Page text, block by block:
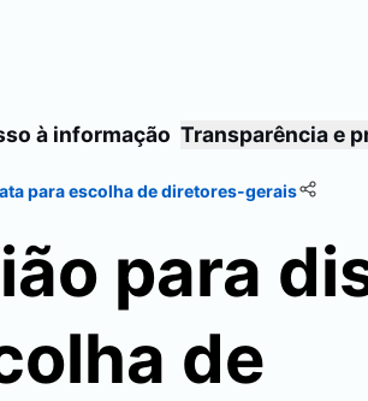
à informação Transparência e
para escolha de diretores-gerais
para
de